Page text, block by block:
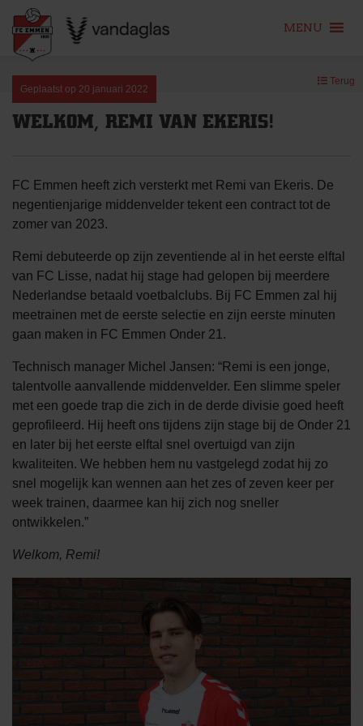
content
MENU
Geplaatst op 20 januari 2022
Terug
WELKOM, REMI VAN EKERIS!
FC Emmen heeft zich versterkt met Remi van Ekeris. De
negentienjarige middenvelder tekent een contract tot de
zomer van 2023.
Remi debuteerde op zijn zeventiende al in het eerste elftal
van FC Lisse, nadat hij stage had gelopen bij meerdere
Nederlandse betaald voetbalclubs. Bij FC Emmen zal hij
meetrainen met de eerste selectie en zijn eerste minuten
gaan maken in FC Emmen Onder 21.
Technisch manager Michel Jansen: “Remi is een jonge,
talentvolle aanvallende middenvelder. Een slimme speler
met een goede trap die zich in de derde divisie goed heeft
geprofileerd. Hij heeft ons tijdens zijn stage bij de Onder 21
en later bij het eerste elftal snel overtuigd van zijn
kwaliteiten. We hebben hem nu vastgelegd zodat hij zo
snel mogelijk kan wennen aan het zes of zeven keer per
week trainen, daarmee kan hij zich nog sneller
ontwikkelen.”
Welkom, Remi!